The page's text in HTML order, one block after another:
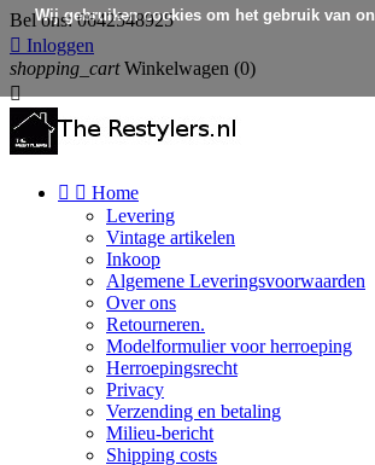
Bel ons:0642548925
 Inloggen
shopping_cart Winkelwagen (0)

  Home
Levering
Vintage artikelen
Inkoop
Algemene Leveringsvoorwaarden
Over ons
Retourneren.
Modelformulier voor herroeping
Herroepingsrecht
Privacy
Verzending en betaling
Milieu-bericht
Shipping costs
Wij gebruiken cookies om het gebruik van